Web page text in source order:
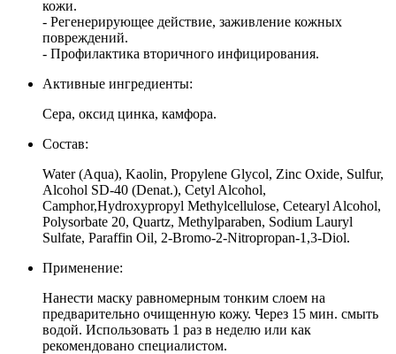
кожи.
- Регенерирующее действие, заживление кожных
повреждений.
- Профилактика вторичного инфицирования.
Активные ингредиенты:
Сера, оксид цинка, камфора.
Состав:
Water (Aqua), Kaolin, Propylene Glycol, Zinc Oxide, Sulfur,
Alcohol SD-40 (Denat.), Cetyl Alcohol,
Camphor,Hydroxypropyl Methylcellulose, Cetearyl Alcohol,
Polysorbate 20, Quartz, Methylparaben, Sodium Lauryl
Sulfate, Paraffin Oil, 2-Bromo-2-Nitropropan-1,3-Diol.
Применение:
Нанести маску равномерным тонким слоем на
предварительно очищенную кожу. Через 15 мин. смыть
водой. Использовать 1 раз в неделю или как
рекомендовано специалистом.